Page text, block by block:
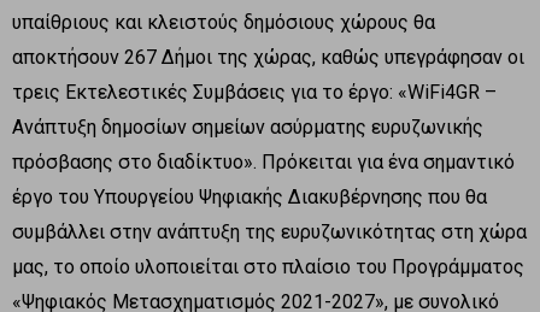
υπαίθριους και κλειστούς δημόσιους χώρους θα
αποκτήσουν 267 Δήμοι της χώρας, καθώς υπεγράφησαν οι
τρεις Εκτελεστικές Συμβάσεις για το έργο: «WiFi4GR –
Ανάπτυξη δημοσίων σημείων ασύρματης ευρυζωνικής
πρόσβασης στο διαδίκτυο». Πρόκειται για ένα σημαντικό
έργο του Υπουργείου Ψηφιακής Διακυβέρνησης που θα
συμβάλλει στην ανάπτυξη της ευρυζωνικότητας στη χώρα
μας, το οποίο υλοποιείται στο πλαίσιο του Προγράμματος
«Ψηφιακός Μετασχηματισμός 2021-2027», με συνολικό